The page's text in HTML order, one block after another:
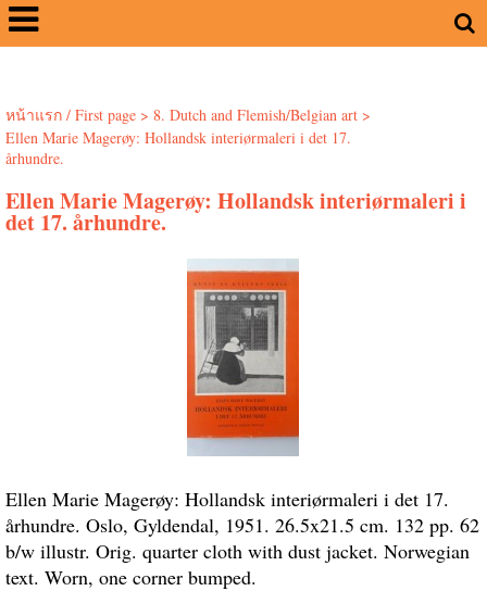
หน้าแรก / First page> 8. Dutch and Flemish/Belgian art>
Ellen Marie Magerøy: Hollandsk interiørmaleri i det 17.
århundre.
Ellen Marie Magerøy: Hollandsk interiørmaleri i
det 17. århundre.
Ellen Marie Magerøy: Hollandsk interiørmaleri i det 17.
århundre. Oslo, Gyldendal, 1951. 26.5x21.5 cm. 132 pp. 62
b/w illustr. Orig. quarter cloth with dust jacket. Norwegian
text. Worn, one corner bumped.